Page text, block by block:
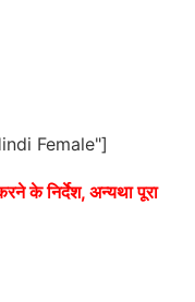
Female"]
के निर्देश, अन्यथा पूरा